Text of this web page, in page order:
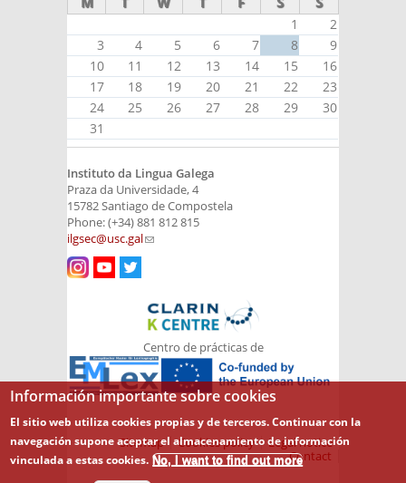
1
2
3
4 5 6 7 8
9
10
11 12 13 14 15
16
17
18 19 20 21 22
23
24
25 26 27 28 29
30
31
Instituto da Lingua Galega
Praza da Universidade, 4
15782 Santiago de Compostela
Phone: (+34) 881 812 815
ilgsec@usc.gal(link sends e-mail)
Centro de prácticas de
Legal notice
Cookies policy
Sitemap
Contact
Información importante sobre cookies
El sitio web utiliza cookies propias y de terceros. Continuar con la
navegación supone aceptar el almacenamiento de información
vinculada a estas cookies. No, I want to find out more